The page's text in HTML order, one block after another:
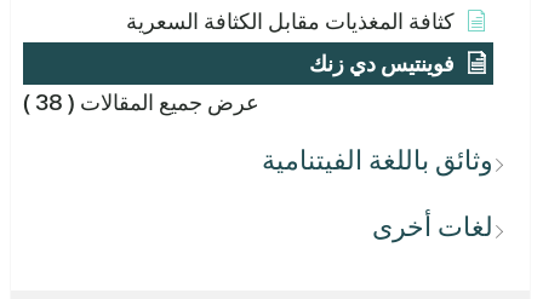
كثافة المغذيات مقابل الكثافة السعرية
فوينتيس دي زنك
عرض جميع المقالات ( 38 )
وثائق باللغة الفيتنامية
لغات أخرى